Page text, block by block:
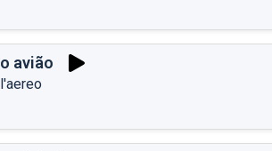
o avião
l'aereo